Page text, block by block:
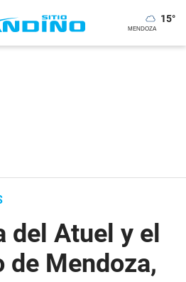
15°
del Atuel y el
de Mendoza,